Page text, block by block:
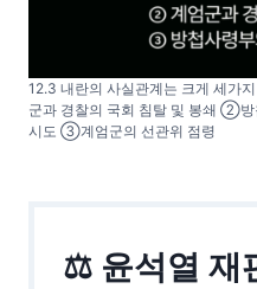
12.3 내란의 사실관계는 크게 세가
군과 경찰의 국회 침탈 및 봉쇄 ②방
시도 ③계엄군의 선관위 점령
⚖ 윤석열 재